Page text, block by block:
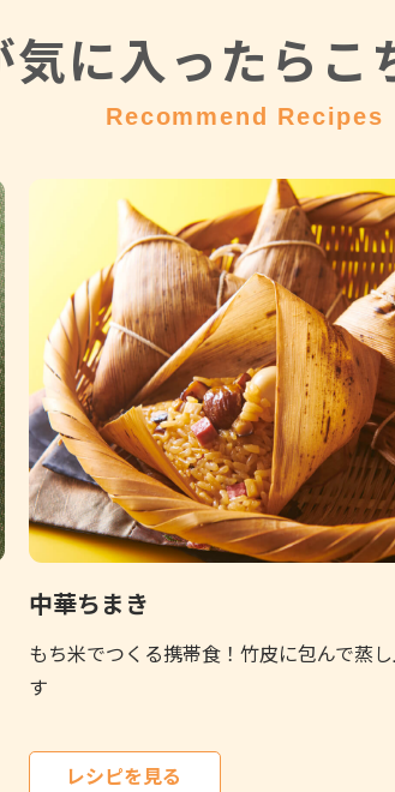
に入ったら こ
Recommend Recipes
中華ちまき
もち米でつくる携帯食！竹皮に包んで蒸
す
レシピを見る